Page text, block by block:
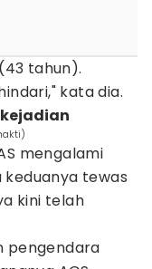
tahun).
kata dia.
mengalami
keduanya tewas
kini telah
pengendara